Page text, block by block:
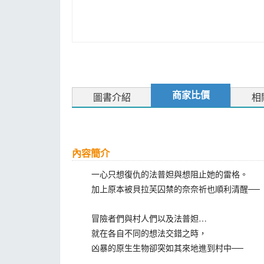
圖書介紹 商家比價 相
內容簡介
一心只想復仇的法普妲與想阻止她的雷格。
加上原本被貝拉芙囚禁的奈奈祈也順利清醒──
冒險者們與村人們以及法普妲…
就在各自不同的想法交錯之時，
凶暴的原生生物卻突如其來地進到村中──